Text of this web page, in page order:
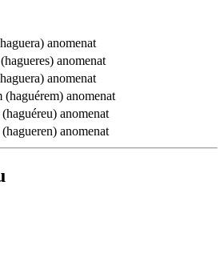
anomenat
anomenat
anomenat
(haguérem) anomenat
anomenat
anomenat